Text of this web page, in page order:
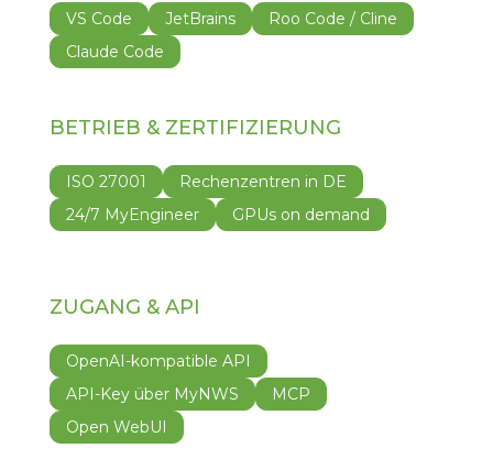
VS Code JetBrains
Roo Code / Cline
Claude Code
BETRIEB & ZERTIFIZIERUNG
ISO 27001
Rechenzentren in DE
24/7 MyEngineer
GPUs on demand
ZUGANG & API
OpenAI-kompatible API
API-Key über MyNWS
MCP
Open WebUI